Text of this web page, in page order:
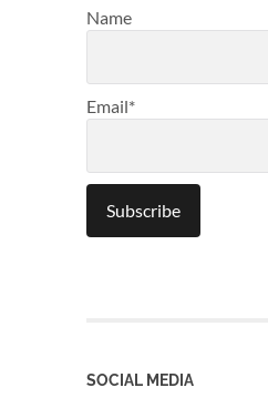
Name
Email*
SOCIAL MEDIA